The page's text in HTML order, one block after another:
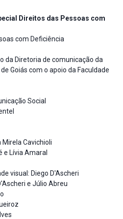
Direitos das Pessoas com
com Deficiência
da Diretoria de comunicação da
Goiás com o apoio da Faculdade
Social
Cavichioli
e Lívia Amaral
visual: Diego D'Ascheri
e Júlio Abreu